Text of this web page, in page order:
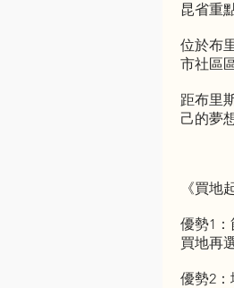
昆省重
位於布
市社區
距布里
己的夢
《買地
優勢1
買地再
優勢2